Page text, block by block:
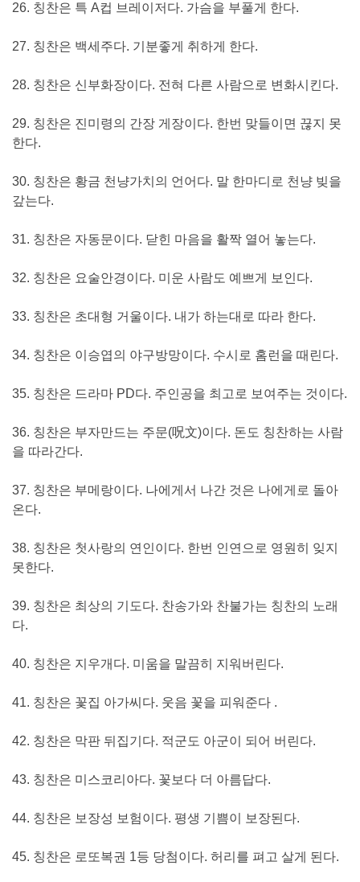
26. 칭찬은 특 A컵 브레이저다. 가슴을 부풀게 한다.
27. 칭찬은 백세주다. 기분좋게 취하게 한다.
28. 칭찬은 신부화장이다. 전혀 다른 사람으로 변화시킨다.
29. 칭찬은 진미령의 간장 게장이다. 한번 맞들이면 끊지 못
한다.
30. 칭찬은 황금 천냥가치의 언어다. 말 한마디로 천냥 빚을
갚는다.
31. 칭찬은 자동문이다. 닫힌 마음을 활짝 열어 놓는다.
32. 칭찬은 요술안경이다. 미운 사람도 예쁘게 보인다.
33. 칭찬은 초대형 거울이다. 내가 하는대로 따라 한다.
34. 칭찬은 이승엽의 야구방망이다. 수시로 홈런을 때린다.
35. 칭찬은 드라마 PD다. 주인공을 최고로 보여주는 것이다.
36. 칭찬은 부자만드는 주문(呪文)이다. 돈도 칭찬하는 사람
을 따라간다.
37. 칭찬은 부메랑이다. 나에게서 나간 것은 나에게로 돌아
온다.
38. 칭찬은 첫사랑의 연인이다. 한번 인연으로 영원히 잊지
못한다.
39. 칭찬은 최상의 기도다. 찬송가와 찬불가는 칭찬의 노래
다.
40. 칭찬은 지우개다. 미움을 말끔히 지워버린다.
41. 칭찬은 꽃집 아가씨다. 웃음 꽃을 피워준다 .
42. 칭찬은 막판 뒤집기다. 적군도 아군이 되어 버린다.
43. 칭찬은 미스코리아다. 꽃보다 더 아름답다.
44. 칭찬은 보장성 보험이다. 평생 기쁨이 보장된다.
45. 칭찬은 로또복권 1등 당첨이다. 허리를 펴고 살게 된다.